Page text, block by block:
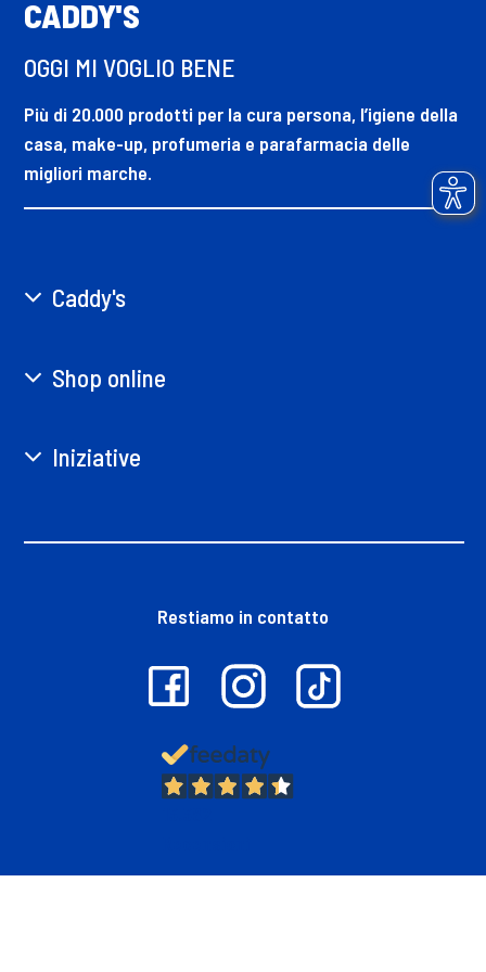
CADDY'S
OGGI MI VOGLIO BENE
Più di 20.000 prodotti per la cura persona, l’igiene della
casa, make-up, profumeria e parafarmacia delle
migliori marche.
Caddy's
Shop online
Iniziative
Restiamo in contatto